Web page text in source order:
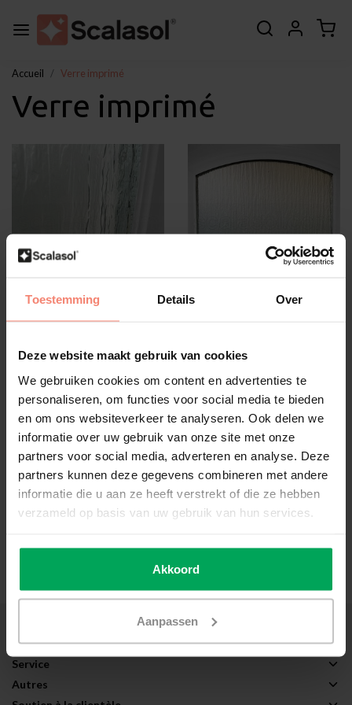
Toestemming Details Over
Deze website maakt gebruik van cookies
We gebruiken cookies om content en advertenties te
personaliseren, om functies voor social media te bieden
en om ons websiteverkeer te analyseren. Ook delen we
informatie over uw gebruik van onze site met onze
partners voor social media, adverteren en analyse. Deze
partners kunnen deze gegevens combineren met andere
informatie die u aan ze heeft verstrekt of die ze hebben
verzameld op basis van uw gebruik van hun services.
Akkoord
Aanpassen
Accueil Verre imprimé
Verre imprimé
3
Applications
Service
Autres